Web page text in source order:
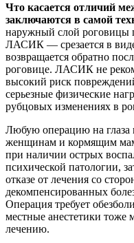
Что касается отличий
заключаются в самой
наружный слой роговицы
ЛАСИК — срезается в
возвращается обратно
роговице. ЛАСИК не
высокий риск
серьезные физические
рубцовых изменениях в
Любую операцию на глаза
женщинам и кормящим
при наличии острых
психической патологии,
отказе от лечения со
декомпенсированных
Операция требует
местные анестетики тоже
лечению.